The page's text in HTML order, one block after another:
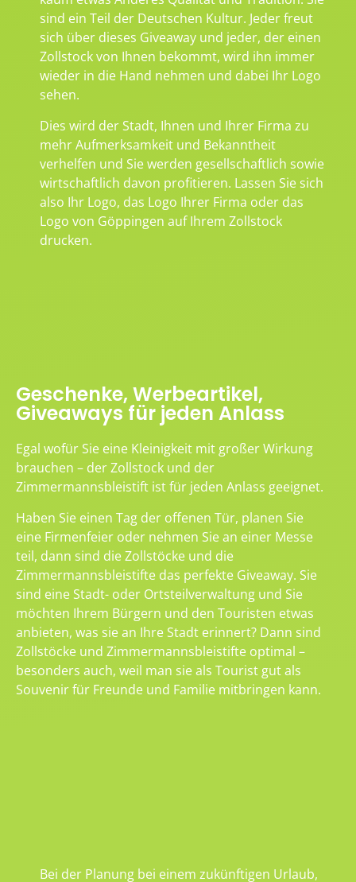
sind ein Teil der Deutschen Kultur. Jeder freut
sich über dieses Giveaway und jeder, der einen
Zollstock von Ihnen bekommt, wird ihn immer
wieder in die Hand nehmen und dabei Ihr Logo
sehen.
Dies wird der Stadt, Ihnen und Ihrer Firma zu
mehr Aufmerksamkeit und Bekanntheit
verhelfen und Sie werden gesellschaftlich sowie
wirtschaftlich davon profitieren. Lassen Sie sich
also Ihr Logo, das Logo Ihrer Firma oder das
Logo von Göppingen auf Ihrem Zollstock
drucken.
Geschenke, Werbeartikel,
Giveaways für jeden Anlass
Egal wofür Sie eine Kleinigkeit mit großer Wirkung
brauchen – der Zollstock und der
Zimmermannsbleistift ist für jeden Anlass geeignet.
Haben Sie einen Tag der offenen Tür, planen Sie
eine Firmenfeier oder nehmen Sie an einer Messe
teil, dann sind die Zollstöcke und die
Zimmermannsbleistifte das perfekte Giveaway. Sie
sind eine Stadt- oder Ortsteilverwaltung und Sie
möchten Ihrem Bürgern und den Touristen etwas
anbieten, was sie an Ihre Stadt erinnert? Dann sind
Zollstöcke und Zimmermannsbleistifte optimal –
besonders auch, weil man sie als Tourist gut als
Souvenir für Freunde und Familie mitbringen kann.
Bei der Planung bei einem zukünftigen Urlaub,